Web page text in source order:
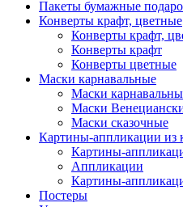
Пакеты бумажные
Конверты крафт, цветные
Конверты крафт,
Конверты крафт
Конверты цветные
Маски карнавальные
Маски
Маски
Маски сказочные
Картины-аппликации из
Картины-
Аппликации
Картины-
Постеры